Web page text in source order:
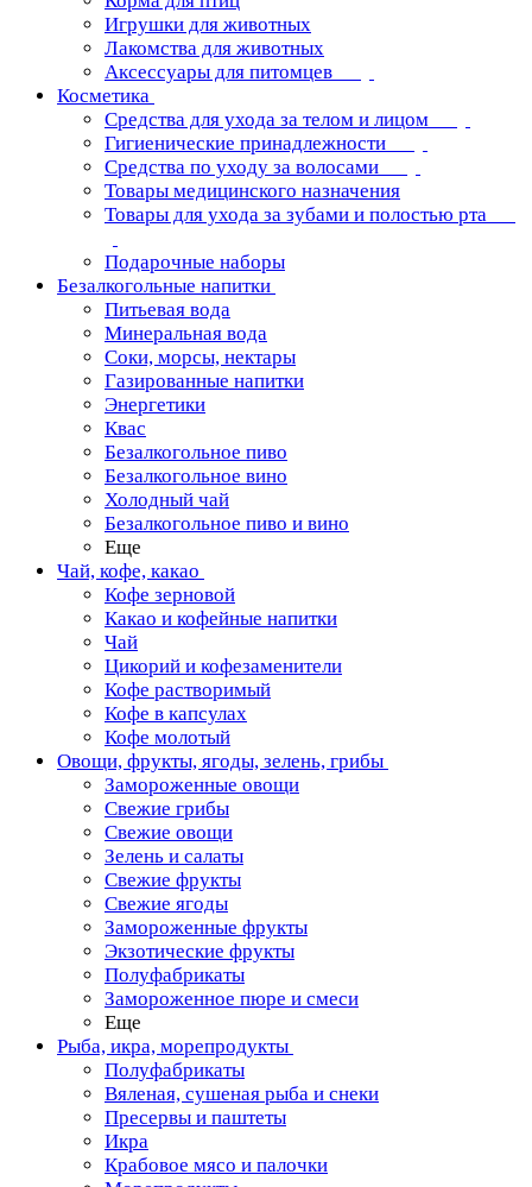
Игрушки для животных
Лакомства для животных
Аксессуары для питомцев
Косметика
Средства для ухода за телом и лицом
Гигиенические принадлежности
Средства по уходу за волосами
Товары медицинского назначения
Товары для ухода за зубами и полостью рта
Подарочные наборы
Безалкогольные напитки
Питьевая вода
Минеральная вода
Соки, морсы, нектары
Газированные напитки
Энергетики
Квас
Безалкогольное пиво
Безалкогольное вино
Холодный чай
Безалкогольное пиво и вино
Еще
Чай, кофе, какао
Кофе зерновой
Какао и кофейные напитки
Чай
Цикорий и кофезаменители
Кофе растворимый
Кофе в капсулах
Кофе молотый
Овощи, фрукты, ягоды, зелень, грибы
Замороженные овощи
Свежие грибы
Свежие овощи
Зелень и салаты
Свежие фрукты
Свежие ягоды
Замороженные фрукты
Экзотические фрукты
Полуфабрикаты
Замороженное пюре и смеси
Еще
Рыба, икра, морепродукты
Полуфабрикаты
Вяленая, сушеная рыба и снеки
Пресервы и паштеты
Икра
Крабовое мясо и палочки